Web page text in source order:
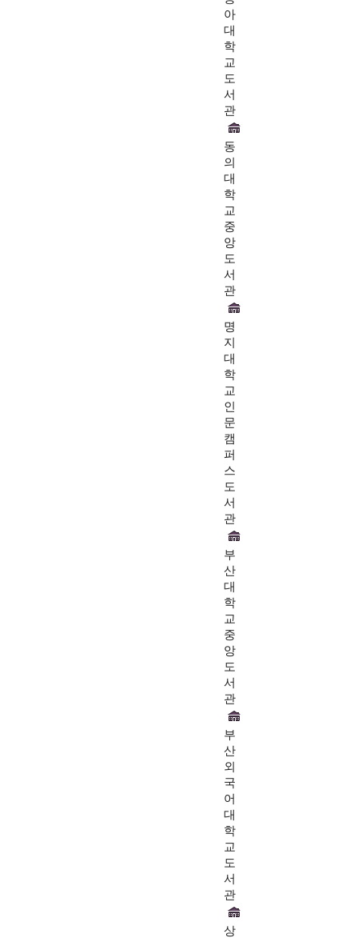
아
대
학
교
도
서
관
동
의
대
학
교
중
앙
도
서
관
명
지
대
학
교
인
문
캠
퍼
스
도
서
관
부
산
대
학
교
중
앙
도
서
관
부
산
외
국
어
대
학
교
도
서
관
상